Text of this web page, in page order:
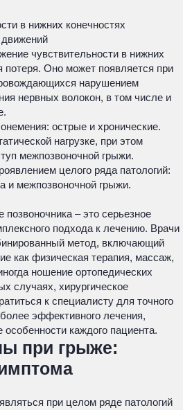
в нижних конечностях
чувствительности в нижних
потеря. Оно может появляется при
нарушением
нервных волокон, в том числе и
острые и хронические.
нагрузке, при этом
межпозвоночной грыжи.
целого ряда патологий:
и межпозвоночной грыжи.
– это серьезное
подхода к лечению. Врачи
метод, включающий
как физическая терапия, массаж,
ношение ортопедических
случаях, хирургическое
к специалисту для точного
эффективного лечения,
каждого пациента.
при грыже:
при целом ряде патологий